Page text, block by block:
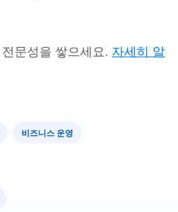
문성을 쌓으세요. 자세히 알
비즈니스 운영